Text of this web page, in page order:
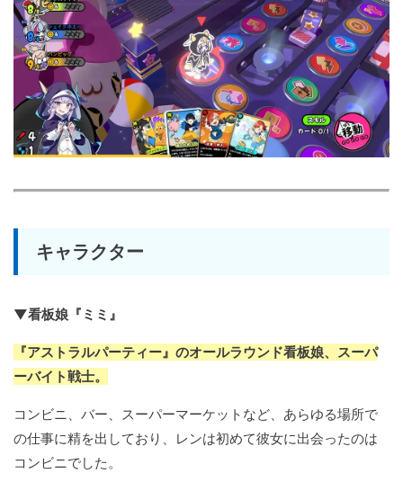
キャラクター
▼看板娘『ミミ』
『アストラルパーティー』のオールラウンド看板娘、スーパ
ーバイト戦士。
コンビニ、バー、スーパーマーケットなど、あらゆる場所で
の仕事に精を出しており、レンは初めて彼女に出会ったのは
コンビニでした。